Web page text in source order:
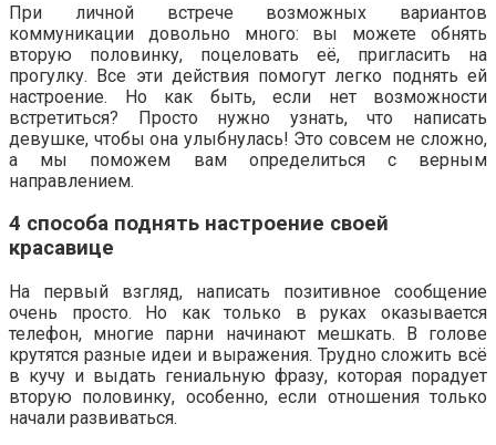
При личной встрече возможных вариантов
коммуникации довольно много: вы можете обнять
вторую половинку, поцеловать её, пригласить на
прогулку. Все эти действия помогут легко поднять ей
настроение. Но как быть, если нет возможности
встретиться? Просто нужно узнать, что написать
девушке, чтобы она улыбнулась! Это совсем не сложно,
а мы поможем вам определиться с верным
направлением.
4 способа поднять настроение своей
красавице
На первый взгляд, написать позитивное сообщение
очень просто. Но как только в руках оказывается
телефон, многие парни начинают мешкать. В голове
крутятся разные идеи и выражения. Трудно сложить всё
в кучу и выдать гениальную фразу, которая порадует
вторую половинку, особенно, если отношения только
начали развиваться.